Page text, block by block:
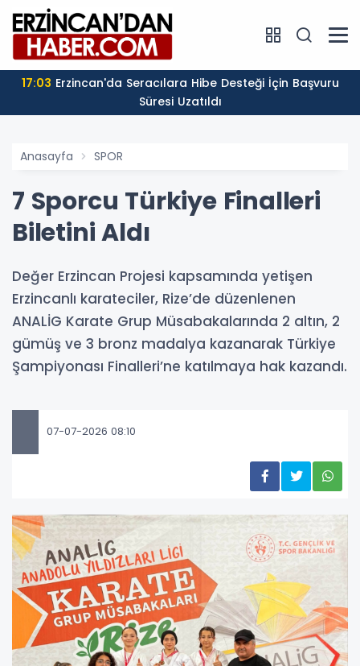
17:03
Süresi Uzatıldı
Anasayfa SPOR
7 Sporcu Türkiye Finalleri
Biletini Aldı
Değer Erzincan Projesi kapsamında yetişen
Erzincanlı karateciler, Rize’de düzenlenen
ANALİG Karate Grup Müsabakalarında 2 altın, 2
gümüş ve 3 bronz madalya kazanarak Türkiye
Şampiyonası Finalleri’ne katılmaya hak kazandı.
07-07-2026 08:10